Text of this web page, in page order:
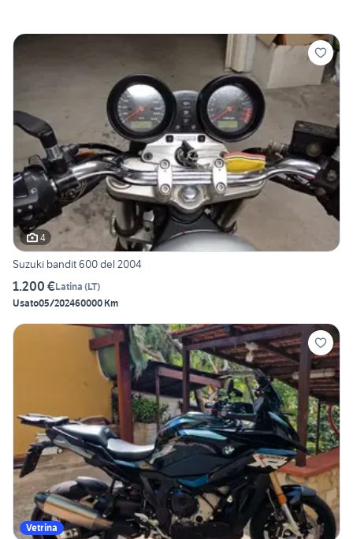
4
Suzuki bandit 600 del 2004
1.200 €Latina (LT)
Usato05/202460000 Km
Vetrina